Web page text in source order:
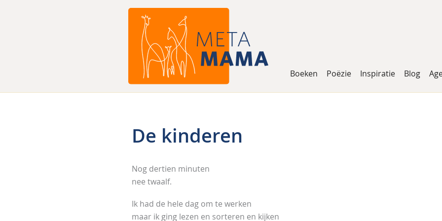
Boeken Poëzie Inspiratie Blog
De kinderen
Nog dertien minuten
nee twaalf.
Ik had de hele dag om te werken
maar ik ging lezen en sorteren en kijken